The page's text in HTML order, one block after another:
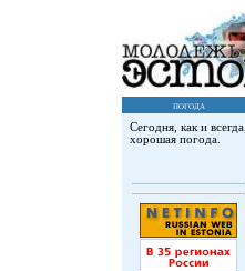
погода
Сегодня, как и всегда,
хорошая погода.